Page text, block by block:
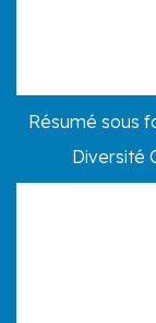
Résumé sous
Diversité